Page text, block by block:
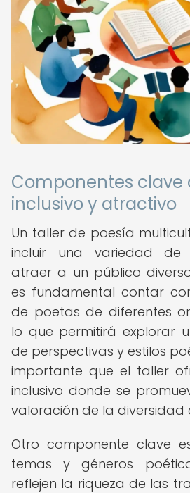
Componentes clave
inclusivo y atractivo
Un taller de poesía
incluir una variedad de
atraer a un público
es fundamental contar
de poetas de diferentes
lo que permitirá explorar
de perspectivas y estilos
importante que el taller
inclusivo donde se
valoración de la diversidad
Otro componente clave
temas y géneros
reflejen la riqueza de las